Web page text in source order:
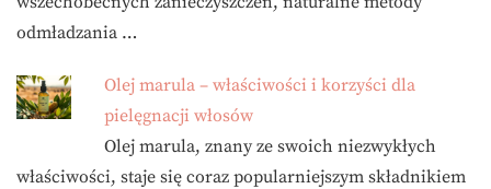
odmładzania …
Olej marula – właściwości i korzyści dla
pielęgnacji włosów
Olej marula, znany ze swoich niezwykłych
właściwości, staje się coraz popularniejszym składnikiem